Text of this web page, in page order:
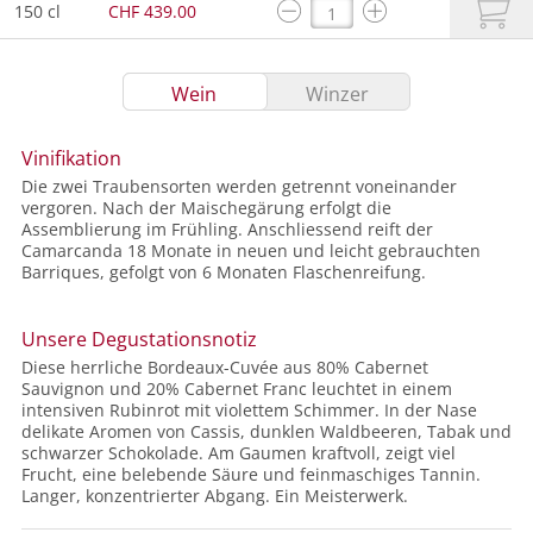
150 cl CHF 439.00
Wein Winzer
Vinifikation
Die zwei Traubensorten werden getrennt voneinander
vergoren. Nach der Maischegärung erfolgt die
Assemblierung im Frühling. Anschliessend reift der
Camarcanda 18 Monate in neuen und leicht gebrauchten
Barriques, gefolgt von 6 Monaten Flaschenreifung.
Unsere Degustationsnotiz
Diese herrliche Bordeaux-Cuvée aus 80% Cabernet
Sauvignon und 20% Cabernet Franc leuchtet in einem
intensiven Rubinrot mit violettem Schimmer. In der Nase
delikate Aromen von Cassis, dunklen Waldbeeren, Tabak und
schwarzer Schokolade. Am Gaumen kraftvoll, zeigt viel
Frucht, eine belebende Säure und feinmaschiges Tannin.
Langer, konzentrierter Abgang. Ein Meisterwerk.